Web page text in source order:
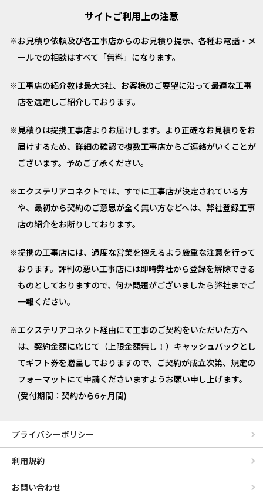
サイトご利用上の注意
お見積り依頼及び各工事店からのお見積り提示、各種お電話・メ
ールでの相談はすべて「無料」になります。
工事店の紹介数は最大3社、お客様のご要望に沿って最適な工事
店を選定しご紹介しております。
見積りは提携工事店よりお届けします。より正確なお見積りをお
届けするため、詳細の確認で複数工事店からご連絡がいくことが
ございます。予めご了承ください。
エクステリアコネクトでは、すでに工事店が決定されている方
や、最初から契約のご意思が全く無い方などへは、弊社登録工事
店の紹介をお断りしております。
提携の工事店には、過度な営業を控えるよう厳重な注意を行って
おります。評判の悪い工事店には即時弊社から登録を解除できる
ものとしておりますので、何か問題がございましたら弊社までご
一報ください。
エクステリアコネクト経由にて工事のご契約をいただいた方へ
は、契約金額に応じて（上限金額無し！）キャッシュバックとし
てギフト券を贈呈しておりますので、ご契約が成立次第、規定の
フォーマットにて申請くださいますようお願い申し上げます。
(受付期間：契約から6ヶ月間)
プライバシーポリシー
利用規約
お問い合わせ